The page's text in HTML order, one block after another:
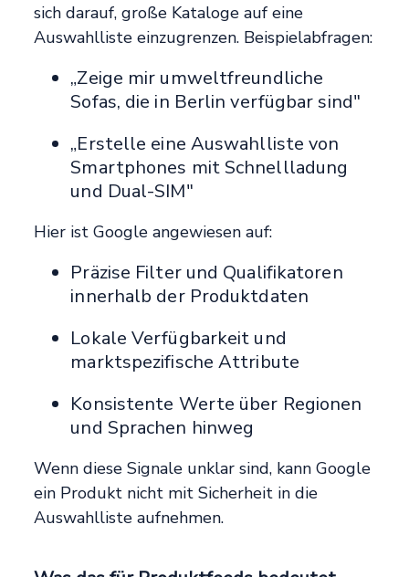
sich darauf, große Kataloge auf eine
Auswahlliste einzugrenzen. Beispielabfragen:
„Zeige mir umweltfreundliche
Sofas, die in Berlin verfügbar sind"
„Erstelle eine Auswahlliste von
Smartphones mit Schnellladung
und Dual-SIM"
Hier ist Google angewiesen auf:
Präzise Filter und Qualifikatoren
innerhalb der Produktdaten
Lokale Verfügbarkeit und
marktspezifische Attribute
Konsistente Werte über Regionen
und Sprachen hinweg
Wenn diese Signale unklar sind, kann Google
ein Produkt nicht mit Sicherheit in die
Auswahlliste aufnehmen.